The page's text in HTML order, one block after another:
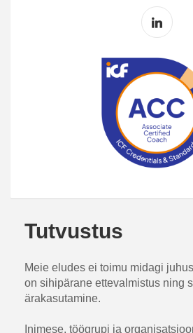
Tutvustus
Meie eludes ei toimu midagi
on sihipärane ettevalmistus ning
ärakasutamine.
Inimese, töögrupi ja